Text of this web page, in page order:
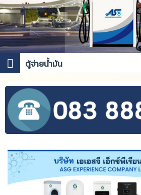
ตู้จ่ายน้ำมัน